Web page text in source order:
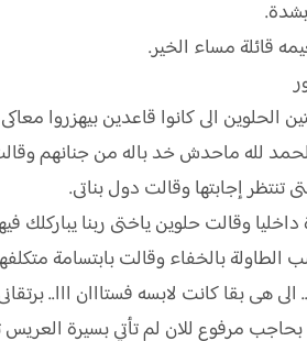
قائلة مساء الخير.
الحلوين الى كانوا قاعدين بيهزروا
لله ماحدش خد باله من جنانهم
تنتظر إجابتها وقالت دول بناتى.
وقالت حلوين ياختى ربنا يباركلك
بالخفاء وقالت بابتسامة متكلفهعاليا 20
الى هى بقا كانت لابسه فستااان ااا..
مرفوع للان لم تأتي بسيرة